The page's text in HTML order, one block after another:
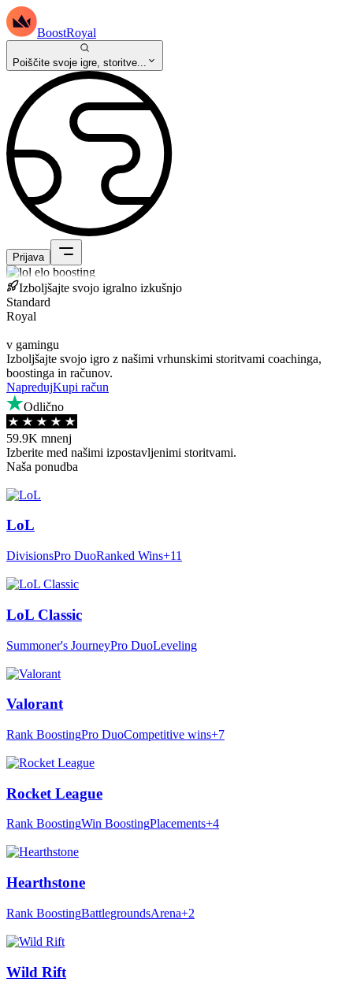
BoostRoyal
Poiščite svoje igre, storitve...
Prijava
Izboljšajte svojo igralno izkušnjo
Standard
Royal
v gamingu
Izboljšajte svojo igro z našimi vrhunskimi storitvami coachinga,
boostinga in računov.
NapredujKupi račun
Odlično
59.9K mnenj
Izberite med našimi izpostavljenimi storitvami.
Naša ponudba
LoL
DivisionsPro DuoRanked Wins+11
LoL Classic
Summoner's JourneyPro DuoLeveling
Valorant
Rank BoostingPro DuoCompetitive wins+7
Rocket League
Rank BoostingWin BoostingPlacements+4
Hearthstone
Rank BoostingBattlegroundsArena+2
Wild Rift